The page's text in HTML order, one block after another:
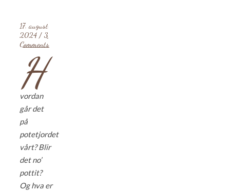
17. august
2024 / 3
Comments
H
vordan
går det
på
potetjordet
vårt? Blir
det no’
pottit?
Og hva er